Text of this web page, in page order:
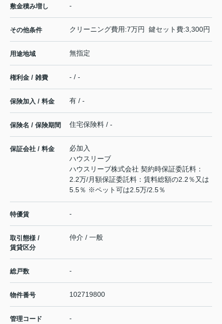
敷金積み増し -
その他条件 クリーニング費用:7万円 鍵セット費:3,300円
用途地域 無指定
権利金 / 雑費 - / -
保険加入 / 料金 有 / -
保険名 / 保険期間 住宅保険料 / -
保証会社 / 料金
必加入
ハウスリーブ
ハウスリーブ株式会社 契約時保証委託料：
2.2万/月額保証委託料：賃料総額の2.2％又は
5.5％ ※ペット可は2.5万/2.5％
特優賃 -
取引態様 /
賃貸区分
仲介 / 一般
総戸数 -
物件番号 102719800
管理コード -